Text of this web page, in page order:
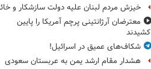
خیزش مردم لبنان علیه دولت سازشکار و
معترضان آرژانتینی پرچم آمریکا را پایین
کشیدند
شکاف‌های عمیق در اسرائیل!
هشدار مقام ارشد یمن به عربستان سعودی